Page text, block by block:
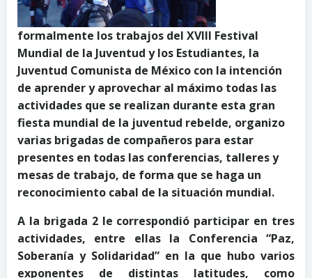
formalmente los trabajos del XVIII Festival
Mundial de la Juventud y los Estudiantes, la
Juventud Comunista de México con la intención
de aprender y aprovechar al máximo todas las
actividades que se realizan durante esta gran
fiesta mundial de la juventud rebelde, organizo
varias brigadas de compañeros para estar
presentes en todas las conferencias, talleres y
mesas de trabajo, de forma que se haga un
reconocimiento cabal de la situación mundial.
A la brigada 2 le correspondió participar en tres
actividades, entre ellas la Conferencia “Paz,
Soberanía y Solidaridad” en la que hubo varios
exponentes de distintas latitudes, como